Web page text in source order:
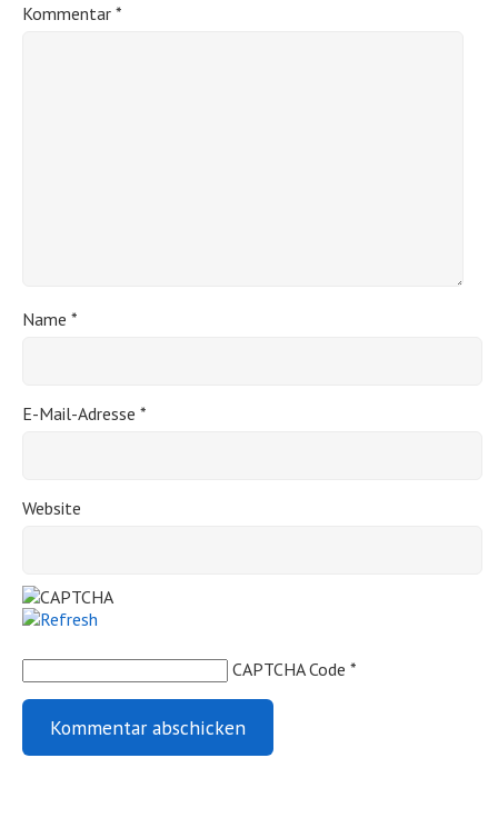
Kommentar *
Name *
E-Mail-Adresse *
Website
CAPTCHA Code *